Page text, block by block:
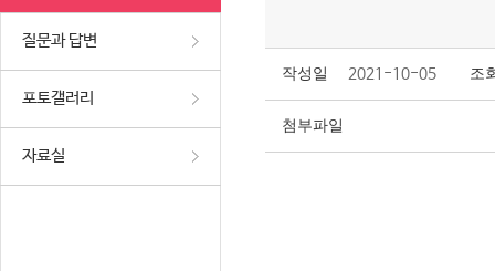
질문과 답변
포토갤러리
자료실
작성일 2021-10-05 조
첨부파일